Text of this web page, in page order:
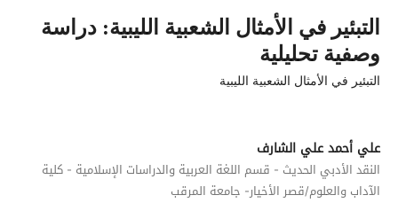
التبئير في الأمثال الشعبية الليبية: دراسة
وصفية تحليلية
التبئير في الأمثال الشعبية الليبية
علي أحمد علي الشارف
النقد الأدبي الحديث - قسم اللغة العربية والدراسات الإسلامية - كلية
الآداب والعلوم/قصر الأخيار- جامعة المرقب